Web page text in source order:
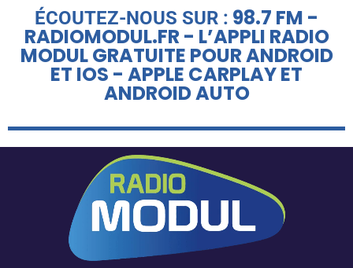
ÉCOUTEZ-NOUS SUR : 98.7 FM -
RADIOMODUL.FR - L’APPLI RADIO
MODUL GRATUITE POUR ANDROID
ET IOS - APPLE CARPLAY ET
ANDROID AUTO